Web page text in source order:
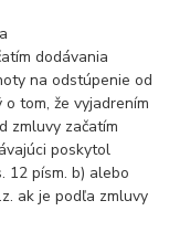
dodávania
na odstúpenie od
tom, že vyjadrením
zmluvy začatím
poskytol
12 písm. b) alebo
ak je podľa zmluvy